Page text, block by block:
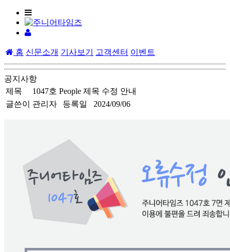
홈 신문소개 기사보기 고객센터 이벤트
공지사항
제목
1047호 People 제목 수정 안내
글쓴이
관리자 등록일 2024/09/06